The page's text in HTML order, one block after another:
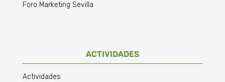
Foro Marketing Sevilla
ACTIVIDADES
Actividades